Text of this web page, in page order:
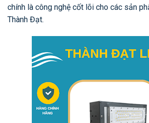
chính là công nghệ cốt lõi cho các sản
Thành Đạt.